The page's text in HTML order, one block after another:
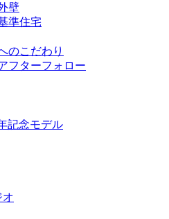
壁
準住宅
のこだわり
フターフォロー
記念モデル
オ